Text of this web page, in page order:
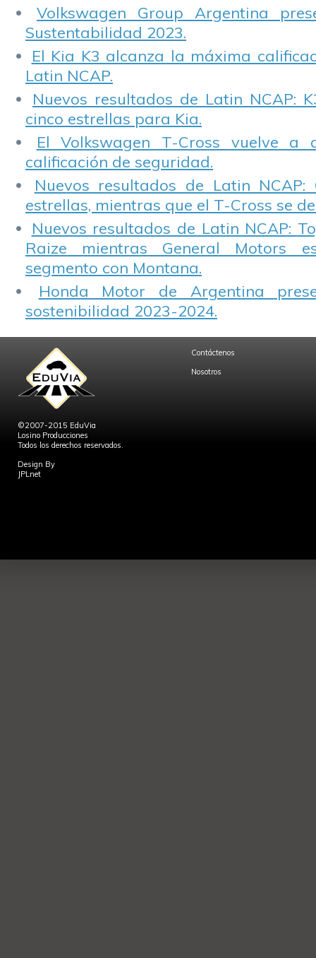
Volkswagen Group Argentina
Sustentabilidad 2023.
El Kia K3 alcanza la máxima
Latin NCAP.
Nuevos resultados de Latin NCAP:
cinco estrellas para Kia.
El Volkswagen T-Cross vuelve a
calificación de seguridad.
Nuevos resultados de Latin NCAP:
estrellas, mientras que el T-Cross se
Nuevos resultados de Latin NCAP:
Raize mientras General Motors
segmento con Montana.
Honda Motor de Argentina
sostenibilidad 2023-2024.
©2007-2015 EduVia
Losino Producciones
Todos los derechos reservados.
Design By
JPLnet
Contáctenos
Nosotros